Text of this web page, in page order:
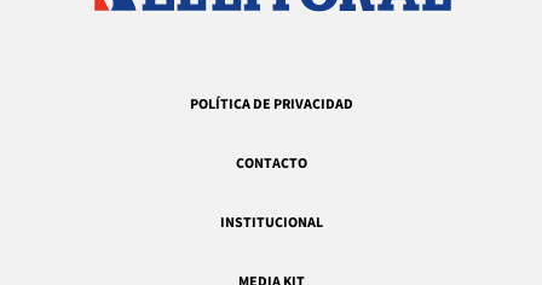
POLÍTICA DE PRIVACIDAD
CONTACTO
INSTITUCIONAL